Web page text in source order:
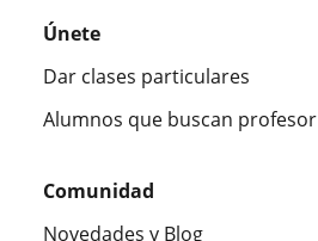
Únete
Dar clases particulares
Alumnos que buscan profesor
Comunidad
Novedades y Blog